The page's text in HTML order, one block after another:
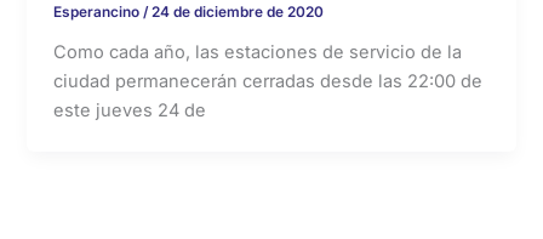
Esperancino/24 de diciembre de 2020
Como cada año, las estaciones de servicio de la
ciudad permanecerán cerradas desde las 22:00 de
este jueves 24 de